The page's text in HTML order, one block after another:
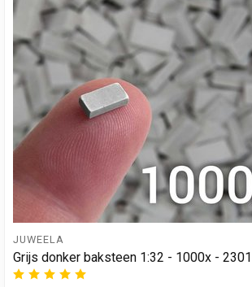
JUWEELA
Grijs donker baksteen 1:32 - 1000x -